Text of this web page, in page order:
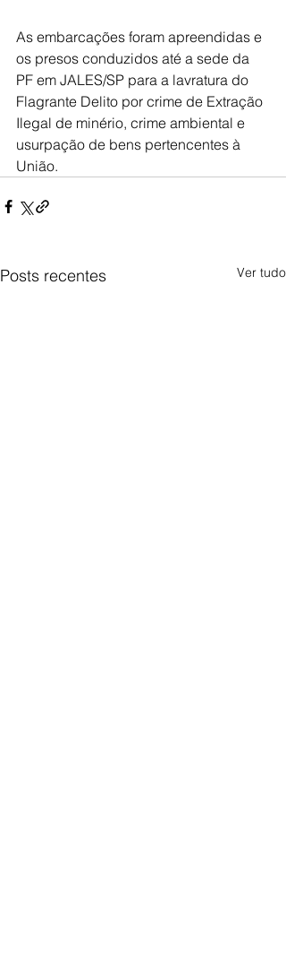
As embarcações foram apreendidas e
os presos conduzidos até a sede da
PF em JALES/SP para a lavratura do
Flagrante Delito por crime de Extração
Ilegal de minério, crime ambiental e
usurpação de bens pertencentes à
União.
Posts recentes Ver tudo